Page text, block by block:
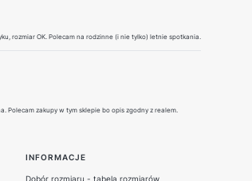
rozmiar OK. Polecam na rodzinne (i nie tylko) letnie spotkania.
Polecam zakupy w tym sklepie bo opis zgodny z realem.
INFORMACJE
Dobór rozmiaru - tabela rozmiarów